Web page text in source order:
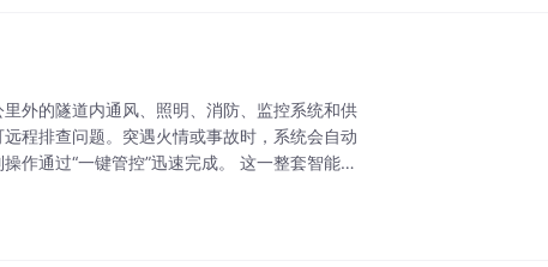
外的隧道内通风、照明、消防、监控系统和供
程排查问题。突遇火情或事故时，系统会自动
作通过“一键管控”迅速完成。 这一整套智能化